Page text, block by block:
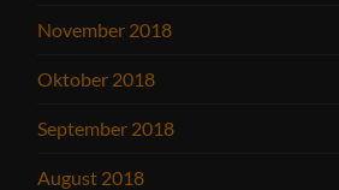
November 2018
Oktober 2018
September 2018
August 2018